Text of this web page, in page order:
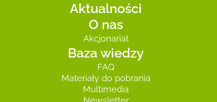
Aktualności
O nas
Akcjonariat
Baza wiedzy
FAQ
Materiały do pobrania
Multimedia